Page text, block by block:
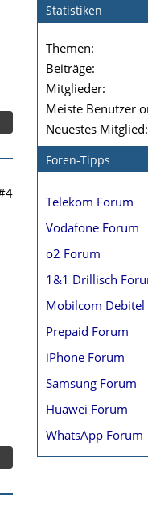
Statistiken
Themen
Beiträge
Mitglieder
Meiste Benutzer
Neuestes Mitglied
Foren-Tipps
Telekom Forum
Vodafone Forum
o2 Forum
1&1 Drillisch
Mobilcom Debitel
Prepaid Forum
iPhone Forum
Samsung Forum
Huawei Forum
WhatsApp Forum